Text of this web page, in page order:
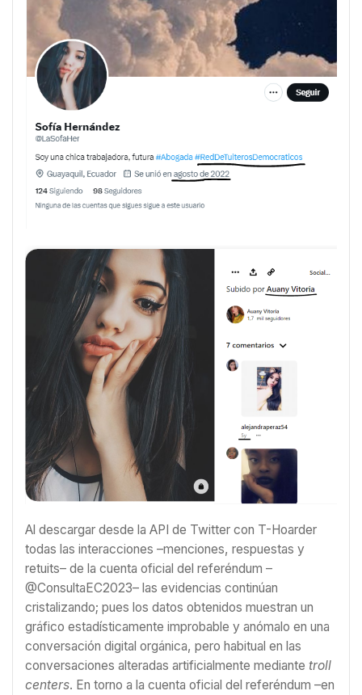
Al descargar desde la API de Twitter con T-Hoarder
todas las interacciones –menciones, respuestas y
retuits– de la cuenta oficial del referéndum –
@ConsultaEC2023– las evidencias continúan
cristalizando; pues los datos obtenidos muestran un
gráfico estadísticamente improbable y anómalo en una
conversación digital orgánica, pero habitual en las
conversaciones alteradas artificialmente mediante troll
centers. En torno a la cuenta oficial del referéndum –en